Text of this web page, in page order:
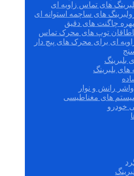
های تماس زاویه ای
های ساچمه استوانه ای
چاگنت های دقیق
توپ های محرک تماس
ای برای محرک های پیچ دار
بلبرینگ
بلبرینگ
رانش و نوار
سیستم های مغناطیسی
خودرو